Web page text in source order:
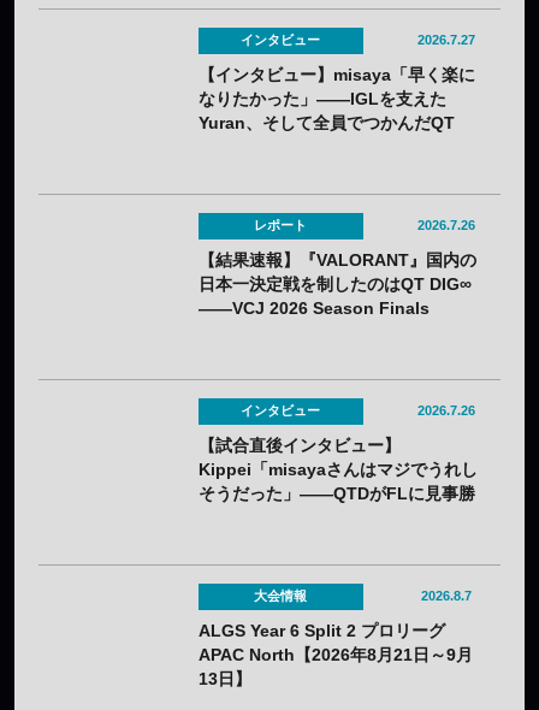
インタビュー 2026.7.27
【インタビュー】misaya「早く楽に
なりたかった」——IGLを支えた
Yuran、そして全員でつかんだQT
レポート 2026.7.26
【結果速報】『VALORANT』国内の
日本一決定戦を制したのはQT DIG∞
——VCJ 2026 Season Finals
インタビュー 2026.7.26
【試合直後インタビュー】
Kippei「misayaさんはマジでうれし
そうだった」――QTDがFLに見事勝
大会情報 2026.8.7
ALGS Year 6 Split 2 プロリーグ
APAC North【2026年8月21日～9月
13日】